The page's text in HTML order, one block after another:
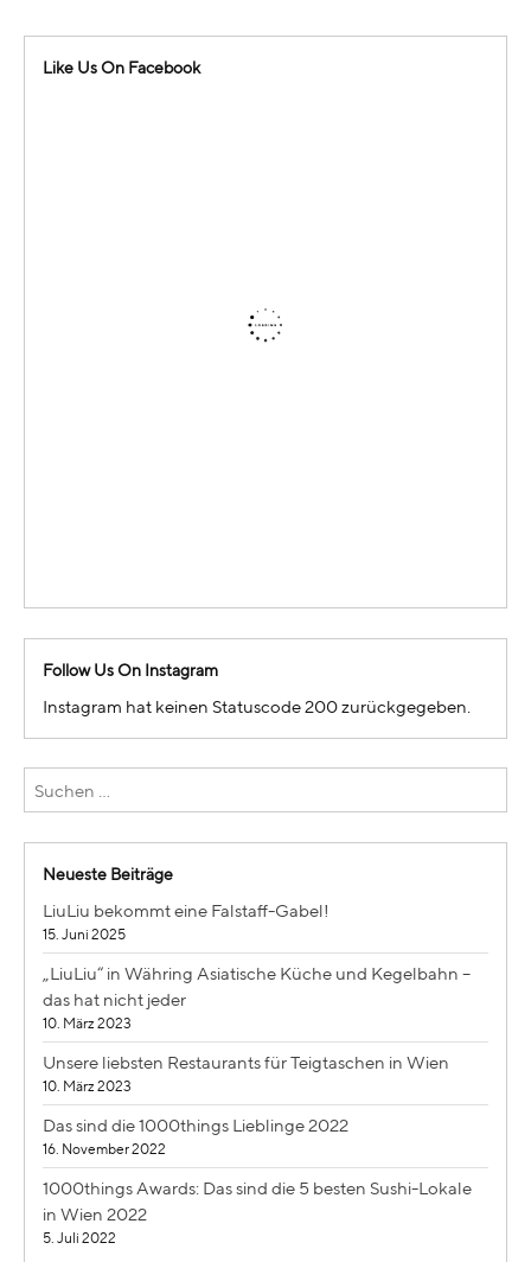
Like Us On Facebook
Follow Us On Instagram
Instagram hat keinen Statuscode 200 zurückgegeben.
Neueste Beiträge
LiuLiu bekommt eine Falstaff-Gabel!
15. Juni 2025
„LiuLiu“ in Währing Asiatische Küche und Kegelbahn –
das hat nicht jeder
10. März 2023
Unsere liebsten Restaurants für Teigtaschen in Wien
10. März 2023
Das sind die 1000things Lieblinge 2022
16. November 2022
1000things Awards: Das sind die 5 besten Sushi-Lokale
in Wien 2022
5. Juli 2022